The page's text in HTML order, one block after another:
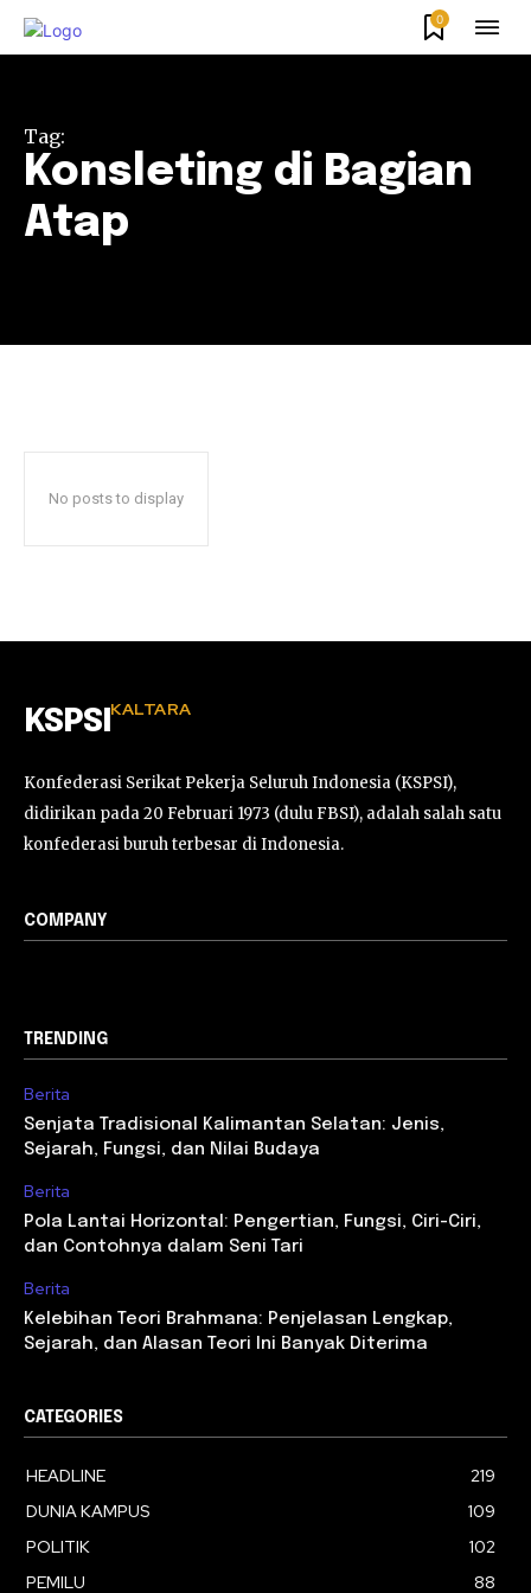
0
Tag:
Konsleting di Bagian
Atap
No posts to display
KSPSI KALTARA
Konfederasi Serikat Pekerja Seluruh Indonesia (KSPSI),
didirikan pada 20 Februari 1973 (dulu FBSI), adalah salah satu
konfederasi buruh terbesar di Indonesia.
COMPANY
TRENDING
Berita
Senjata Tradisional Kalimantan Selatan: Jenis,
Sejarah, Fungsi, dan Nilai Budaya
Berita
Pola Lantai Horizontal: Pengertian, Fungsi, Ciri-Ciri,
dan Contohnya dalam Seni Tari
Berita
Kelebihan Teori Brahmana: Penjelasan Lengkap,
Sejarah, dan Alasan Teori Ini Banyak Diterima
CATEGORIES
HEADLINE
219
DUNIA KAMPUS
109
POLITIK
102
PEMILU
88